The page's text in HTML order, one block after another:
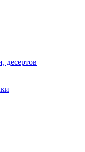
десертов